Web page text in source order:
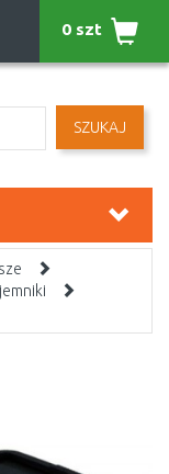
SZUKAJ
0 szt